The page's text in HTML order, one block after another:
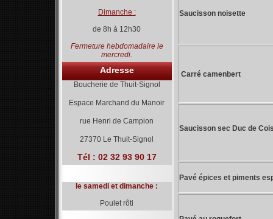
Dimanche :
de 8h à 12h30
Fermeture hebdomadaire le
mercredi.
Adresse
Boucherie de Thuit-Signol
Espace Marchand du Manoir
rue Henri de Campion
27370 Le Thuit-Signol
Tél : 02 32 93 90 17
le samedi et dimanche :
Poulet rôti
Saucisson noisette
Carré camenbert
Saucisson sec Duc de
Pavé épices et piments